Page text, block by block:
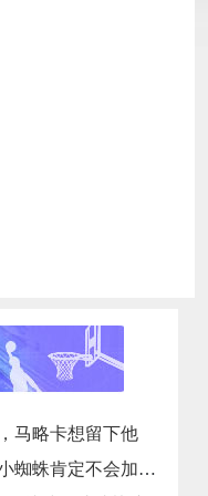
马略卡想留下他
莫雷托：除非产生超级意外，不然小蜘蛛肯定不会加盟巴萨